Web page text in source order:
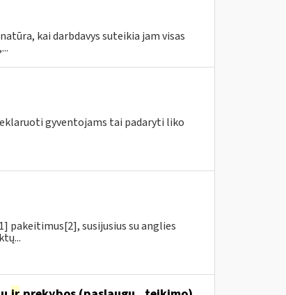
kai darbdavys suteikia jam visas
gyventojams tai padaryti liko
pakeitimus[2], susijusius su anglies